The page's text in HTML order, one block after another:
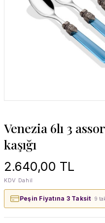
Venezia 6lı 3
kaşığı
2.640,00 TL
KDV Dahil
Peşin Fiyatına 3 Taksit· 9